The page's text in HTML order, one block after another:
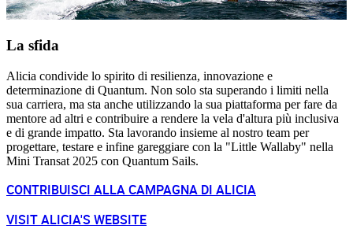
La sfida
Alicia condivide lo spirito di resilienza, innovazione e
determinazione di Quantum. Non solo sta superando i limiti nella
sua carriera, ma sta anche utilizzando la sua piattaforma per fare da
mentore ad altri e contribuire a rendere la vela d'altura più inclusiva
e di grande impatto. Sta lavorando insieme al nostro team per
progettare, testare e infine gareggiare con la "Little Wallaby" nella
Mini Transat 2025 con Quantum Sails.
CONTRIBUISCI ALLA CAMPAGNA DI ALICIA
VISIT ALICIA'S WEBSITE